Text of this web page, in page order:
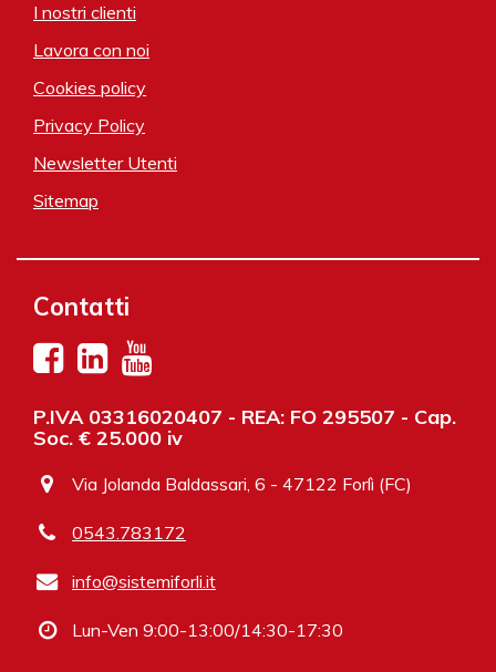
I nostri clienti
Lavora con noi
Cookies policy
Privacy Policy
Newsletter Utenti
Sitemap
Contatti
P.IVA 03316020407 - REA: FO 295507 - Cap.
Soc. € 25.000 iv
Via Jolanda Baldassari, 6 - 47122 Forlì (FC)
0543.783172
info@sistemiforli.it
Lun-Ven 9:00-13:00/14:30-17:30